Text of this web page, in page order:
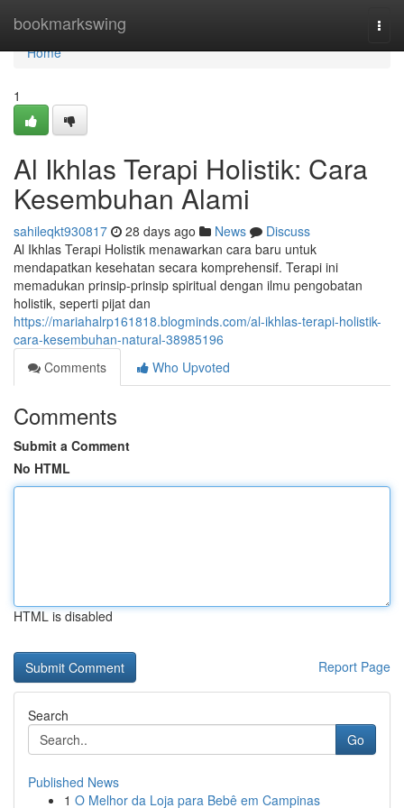
bookmarkswing
Home
Home
1
Al Ikhlas Terapi Holistik: Cara
Kesembuhan Alami
sahileqkt930817 28 days ago News
Discuss
Al Ikhlas Terapi Holistik menawarkan cara baru untuk
mendapatkan kesehatan secara komprehensif. Terapi ini
memadukan prinsip-prinsip spiritual dengan ilmu pengobatan
holistik, seperti pijat dan
https://mariahalrp161818.blogminds.com/al-ikhlas-terapi-holistik-
cara-kesembuhan-natural-38985196
Comments
Who Upvoted
Comments
Submit a Comment
No HTML
HTML is disabled
Report Page
Search
Go
Published News
1 O Melhor da Loja para Bebê em Campinas